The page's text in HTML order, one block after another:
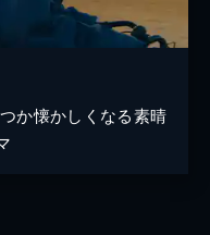
か懐かしくなる素晴